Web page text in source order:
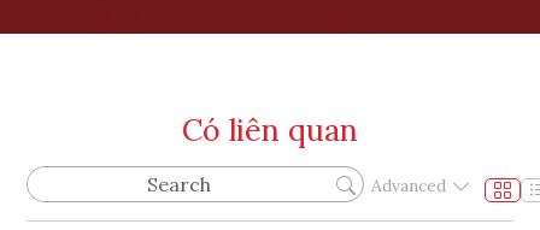
Có liên quan
Advanced